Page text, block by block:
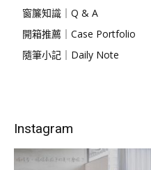
窗簾知識｜Q & A
開箱推薦｜Case Portfolio
隨筆小記｜Daily Note
Instagram